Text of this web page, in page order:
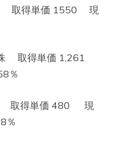
取得単価 1550 現
株 取得単価 1,261
％
取得単価 480 現
％